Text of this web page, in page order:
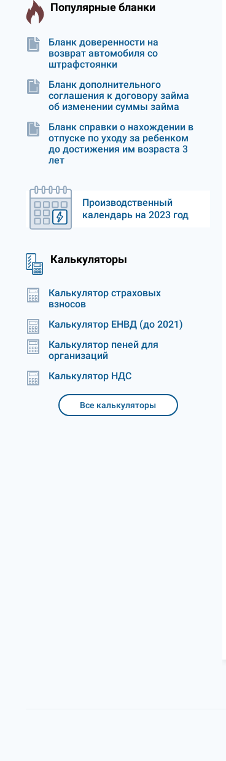
Популярные бланки
Бланк доверенности на
возврат автомобиля со
штрафстоянки
Бланк дополнительного
соглашения к договору займа
об изменении суммы займа
Бланк справки о нахождении в
отпуске по уходу за ребенком
до достижения им возраста 3
лет
Производственный
календарь на 2023 год
Калькуляторы
Калькулятор страховых
взносов
Калькулятор ЕНВД (до 2021)
Калькулятор пеней для
организаций
Калькулятор НДС
Все калькуляторы